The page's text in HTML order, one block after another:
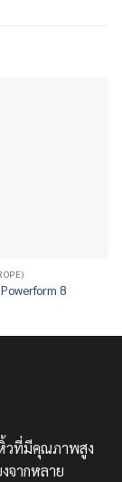
8
วที่มีคุณภาพสูง
จากหลาย